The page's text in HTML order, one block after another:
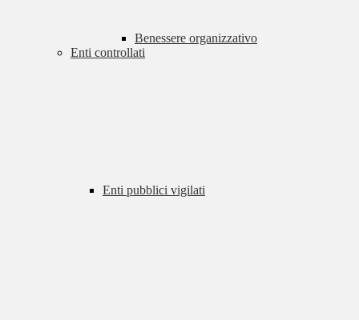
Benessere organizzativo
Enti controllati
Enti pubblici vigilati